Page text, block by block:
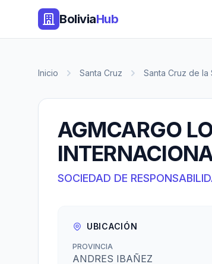
BoliviaHub
Inicio Santa Cruz Santa Cruz de la
AGMCARGO
SOCIEDAD DE
UBICACIÓN
PROVINCIA
ANDRES IBAÑEZ